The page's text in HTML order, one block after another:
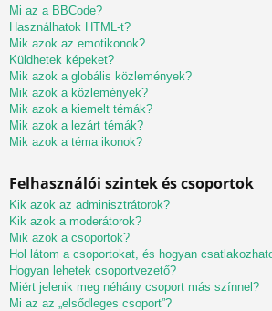
Mi az a BBCode?
Használhatok HTML-t?
Mik azok az emotikonok?
Küldhetek képeket?
Mik azok a globális közlemények?
Mik azok a közlemények?
Mik azok a kiemelt témák?
Mik azok a lezárt témák?
Mik azok a téma ikonok?
Felhasználói szintek és csoportok
Kik azok az adminisztrátorok?
Kik azok a moderátorok?
Mik azok a csoportok?
Hol látom a csoportokat, és hogyan
Hogyan lehetek csoportvezető?
Miért jelenik meg néhány csoport más színnel?
Mi az az „elsődleges csoport”?